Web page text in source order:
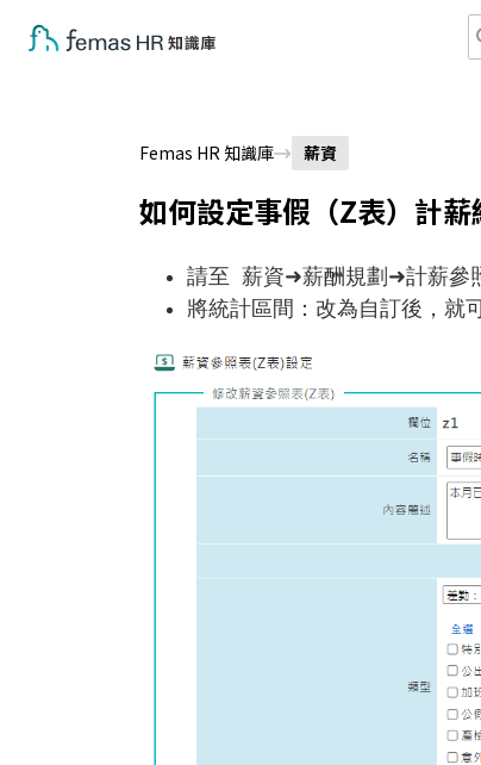
Femas HR 知識庫 薪資
如何設定事假（Z表）計薪
請至 薪資➜薪酬規劃➜計薪參
將統計區間：改為自訂後，就